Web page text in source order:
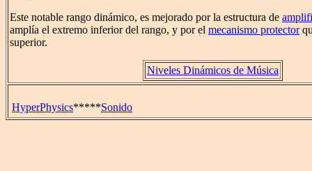
Este notable rango dinámico, es mejorado por la estructura de
amplía el extremo inferior del rango, y por el mecanismo protector
superior.
Niveles Dinámicos de Música
HyperPhysics*****Sonido